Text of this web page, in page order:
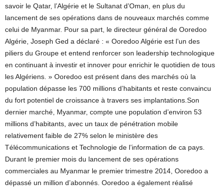
savoir le Qatar, l’Algérie et le Sultanat d’Oman, en plus du
lancement de ses opérations dans de nouveaux marchés comme
celui de Myanmar. Pour sa part, le directeur général de Ooredoo
Algérie, Joseph Ged a déclaré : « Ooredoo Algérie est l’un des
piliers du Groupe et entend renforcer son leadership technologique
en continuant à investir et innover pour enrichir le quotidien de tous
les Algériens. » Ooredoo est présent dans des marchés où la
population dépasse les 700 millions d’habitants et reste convaincu
du fort potentiel de croissance à travers ses implantations.Son
dernier marché, Myanmar, compte une population d’environ 53
millions d’habitants, avec un taux de pénétration mobile
relativement faible de 27% selon le ministère des
Télécommunications et Technologie de l’information de ca pays.
Durant le premier mois du lancement de ses opérations
commerciales au Myanmar le premier trimestre 2014, Ooredoo a
dépassé un million d’abonnés. Ooredoo a également réalisé